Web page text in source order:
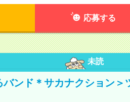
応募する
未読
バンド＊サカナクション＞